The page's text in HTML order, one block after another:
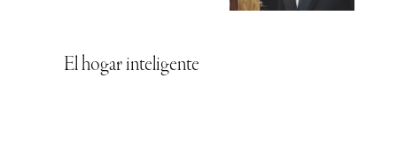
El hogar inteligente